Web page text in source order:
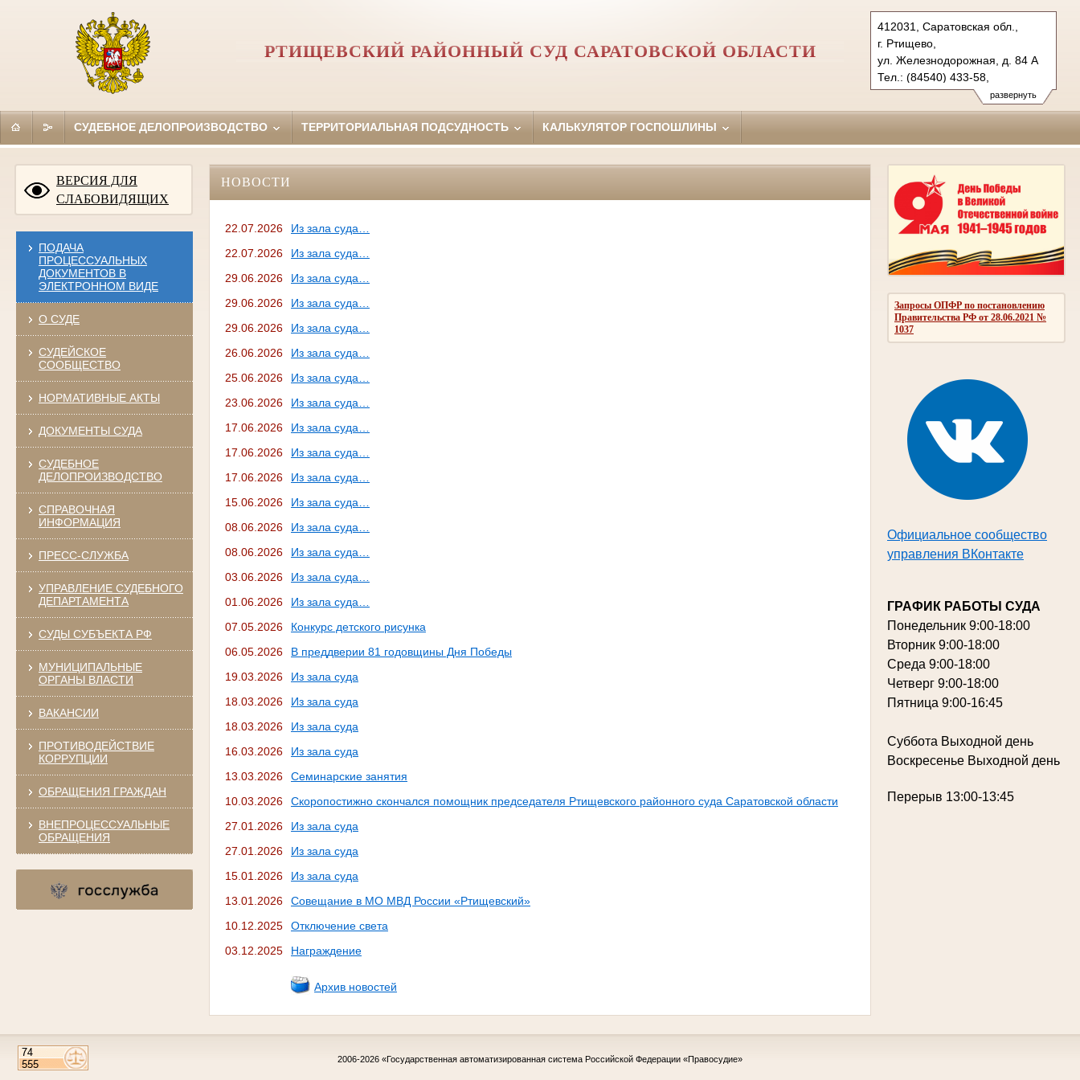
развернуть
412031, Саратовская обл.,
г. Ртищево,
ул. Железнодорожная, д. 84 А
Тел.: (84540) 433-58,
(84554) 21439
rtishevsky.sar@sudrf.ru
РТИЩЕВСКИЙ РАЙОННЫЙ СУД САРАТОВСКОЙ ОБЛАСТИ
СУДЕБНОЕ ДЕЛОПРОИЗВОДСТВО ТЕРРИТОРИАЛЬНАЯ ПОДСУДНОСТЬ КАЛЬКУЛЯТОР ГОСПОШЛИНЫ
ВЕРСИЯ ДЛЯ
СЛАБОВИДЯЩИХ
ПОДАЧА
ПРОЦЕССУАЛЬНЫХ
ДОКУМЕНТОВ В
ЭЛЕКТРОННОМ ВИДЕ
О СУДЕ
СУДЕЙСКОЕ
СООБЩЕСТВО
НОРМАТИВНЫЕ АКТЫ
ДОКУМЕНТЫ СУДА
СУДЕБНОЕ
ДЕЛОПРОИЗВОДСТВО
СПРАВОЧНАЯ
ИНФОРМАЦИЯ
ПРЕСС-СЛУЖБА
УПРАВЛЕНИЕ СУДЕБНОГО
ДЕПАРТАМЕНТА
СУДЫ СУБЪЕКТА РФ
МУНИЦИПАЛЬНЫЕ
ОРГАНЫ ВЛАСТИ
ВАКАНСИИ
ПРОТИВОДЕЙСТВИЕ
КОРРУПЦИИ
ОБРАЩЕНИЯ ГРАЖДАН
ВНЕПРОЦЕССУАЛЬНЫЕ
ОБРАЩЕНИЯ
Запросы ОПФР по постановлению
Правительства РФ от 28.06.2021 №
1037
Официальное сообщество
управления ВКонтакте
ГРАФИК РАБОТЫ СУДА
Понедельник 9:00-18:00
Вторник 9:00-18:00
Среда 9:00-18:00
Четверг 9:00-18:00
Пятница 9:00-16:45
Суббота Выходной день
Воскресенье Выходной день
Перерыв 13:00-13:45
НОВОСТИ
22.07.2026
Из зала суда…
22.07.2026
Из зала суда…
29.06.2026
Из зала суда…
29.06.2026
Из зала суда…
29.06.2026
Из зала суда…
26.06.2026
Из зала суда…
25.06.2026
Из зала суда…
23.06.2026
Из зала суда…
17.06.2026
Из зала суда…
17.06.2026
Из зала суда…
17.06.2026
Из зала суда…
15.06.2026
Из зала суда…
08.06.2026
Из зала суда…
08.06.2026
Из зала суда…
03.06.2026
Из зала суда…
01.06.2026
Из зала суда…
07.05.2026
Конкурс детского рисунка
06.05.2026
В преддверии 81 годовщины Дня Победы
19.03.2026
Из зала суда
18.03.2026
Из зала суда
18.03.2026
Из зала суда
16.03.2026
Из зала суда
13.03.2026
Семинарские занятия
10.03.2026
Cкоропостижно скончался помощник председателя Ртищевского районного суда Саратовской области
27.01.2026
Из зала суда
27.01.2026
Из зала суда
15.01.2026
Из зала суда
13.01.2026
Совещание в МО МВД России «Ртищевский»
10.12.2025
Отключение света
03.12.2025
Награждение
Архив новостей
2006-2026 «Государственная автоматизированная система Российской Федерации «Правосудие»